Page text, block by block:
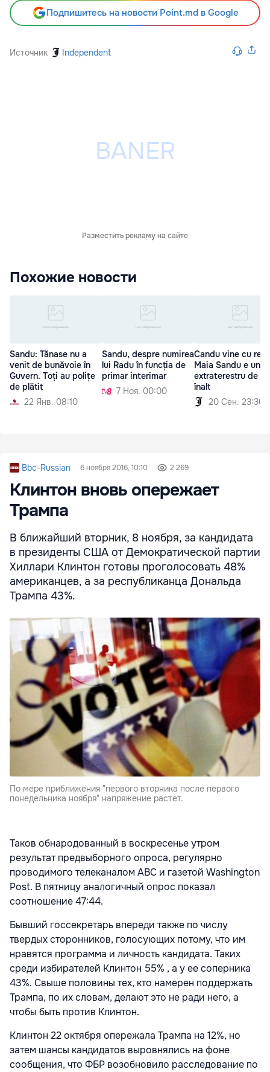
Подпишитесь на новости Point.md в Google
Источник Independent
Разместить рекламу на сайте
Похожие новости
Sandu: Tănase nu a
venit de bunăvoie în
Guvern. Toți au polițe
de plătit
22 Янв. 08:10
Sandu, despre numirea
lui Radu în funcția de
primar interimar
7 Ноя. 00:00
Candu vine cu
Maia Sandu e un
extraterestru de
înalt
20 Сен. 23:30
Bbc-Russian 6 ноября 2016, 10:10 2 269
Клинтон вновь опережает
Трампа
В ближайший вторник, 8 ноября, за кандидата
в президенты США от Демократической партии
Хиллари Клинтон готовы проголосовать 48%
американцев, а за республиканца Дональда
Трампа 43%.
По мере приближения "первого вторника после первого
понедельника ноября" напряжение растет.
Таков обнародованный в воскресенье утром
результат предвыборного опроса, регулярно
проводимого телеканалом ABC и газетой Washington
Post. В пятницу аналогичный опрос показал
соотношение 47:44.
Бывший госсекретарь впереди также по числу
твердых сторонников, голосующих потому, что им
нравятся программа и личность кандидата. Таких
среди избирателей Клинтон 55% , а у ее соперника
43%. Свыше половины тех, кто намерен поддержать
Трампа, по их словам, делают это не ради него, а
чтобы быть против Клинтон.
Клинтон 22 октября опережала Трампа на 12%, но
затем шансы кандидатов выровнялись на фоне
сообщения, что ФБР возобновило расследование по